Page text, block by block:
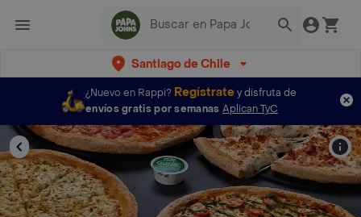
Santiago de Chile
¿Nuevo en Rappi? Regístratey disfruta de
envíos gratis por semanas Aplican TyC